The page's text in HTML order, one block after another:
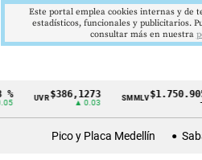
Cintillo
UVR$386,1273
▲ 0.03
SMMLV$1.750.905
Pico y Placa Medellín
Este portal emplea cookies internas y de
estadísticos, funcionales y publicitarios.
consultar más en nuestra